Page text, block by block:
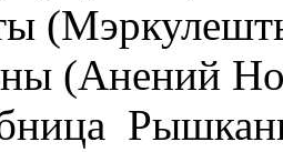
(Анений